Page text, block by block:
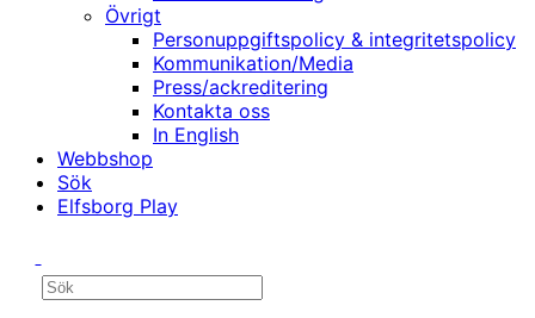
Övrigt
Personuppgiftspolicy & integritetspolicy
Kommunikation/Media
Press/ackreditering
Kontakta oss
In English
Webbshop
Sök
Elfsborg Play